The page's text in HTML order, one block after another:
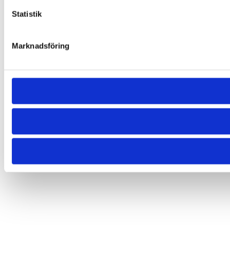
Statistik
Marknadsföring